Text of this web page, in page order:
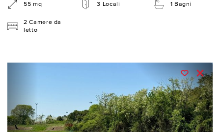
55 mq 3 Locali 1 Bagni
2 Camere da
letto